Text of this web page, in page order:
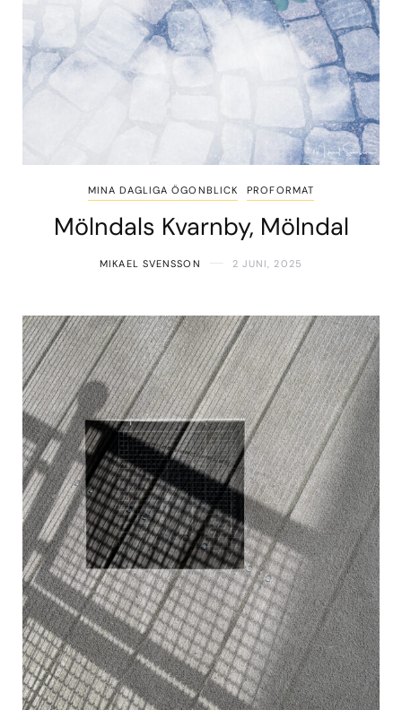
MINA DAGLIGA ÖGONBLICK PROFORMAT
Mölndals Kvarnby, Mölndal
MIKAEL SVENSSON 2 JUNI, 2025